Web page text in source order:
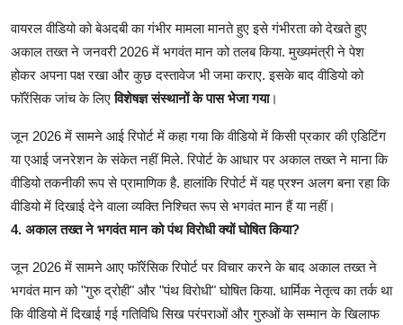
वायरल वीडियो को बेअदबी का गंभीर मामला मानते हुए इसे गंभीरता को देखते हुए
अकाल तख्त ने जनवरी 2026 में भगवंत मान को तलब किया. मुख्यमंत्री ने पेश
होकर अपना पक्ष रखा और कुछ दस्तावेज भी जमा कराए. इसके बाद वीडियो को
फॉरेंसिक जांच के लिएविशेषज्ञ संस्थानों के पास भेजा गया।
जून 2026 में सामने आई रिपोर्ट में कहा गया कि वीडियो में किसी प्रकार की एडिटिंग
या एआई जनरेशन के संकेत नहीं मिले. रिपोर्ट के आधार पर अकाल तख्त ने माना कि
वीडियो तकनीकी रूप से प्रामाणिक है. हालांकि रिपोर्ट में यह प्रश्न अलग बना रहा कि
वीडियो में दिखाई देने वाला व्यक्ति निश्चित रूप से भगवंत मान हैं या नहीं।
4. अकाल तख्त ने भगवंत मान को पंथ विरोधी क्यों घोषित किया?
जून 2026 में सामने आए फॉरेंसिक रिपोर्ट पर विचार करने के बाद अकाल तख्त ने
भगवंत मान को "गुरु द्रोही" और "पंथ विरोधी" घोषित किया. धार्मिक नेतृत्व का तर्क था
कि वीडियो में दिखाई गई गतिविधि सिख परंपराओं और गुरुओं के सम्मान के खिलाफ